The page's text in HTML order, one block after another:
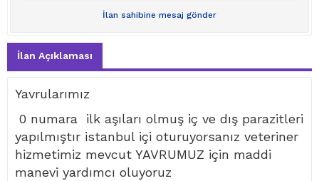
İlan sahibine mesaj gönder
İlan Açıklaması
Yavrularımız
0 numara ilk aşıları olmuş iç ve dış parazitleri
yapılmıştır istanbul içi oturuyorsanız veteriner
hizmetimiz mevcut YAVRUMUZ için maddi
manevi yardımcı oluyoruz